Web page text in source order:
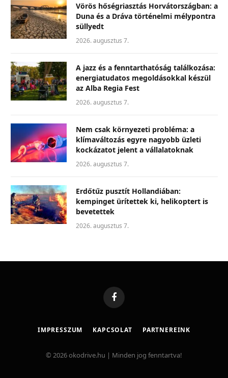
Vörös hőségriasztás Horvátországban: a
Duna és a Dráva történelmi mélypontra
süllyedt
2026. augusztus 7.
A jazz és a fenntarthatóság találkozása:
energiatudatos megoldásokkal készül
az Alba Regia Fest
2026. augusztus 7.
Nem csak környezeti probléma: a
klímaváltozás egyre nagyobb üzleti
kockázatot jelent a vállalatoknak
2026. augusztus 7.
Erdőtűz pusztít Hollandiában:
kempinget ürítettek ki, helikoptert is
bevetettek
2026. augusztus 7.
Facebook
IMPRESSZUM KAPCSOLAT PARTNEREINK
© 2026 okodrive.hu | Minden jog fenntartva!